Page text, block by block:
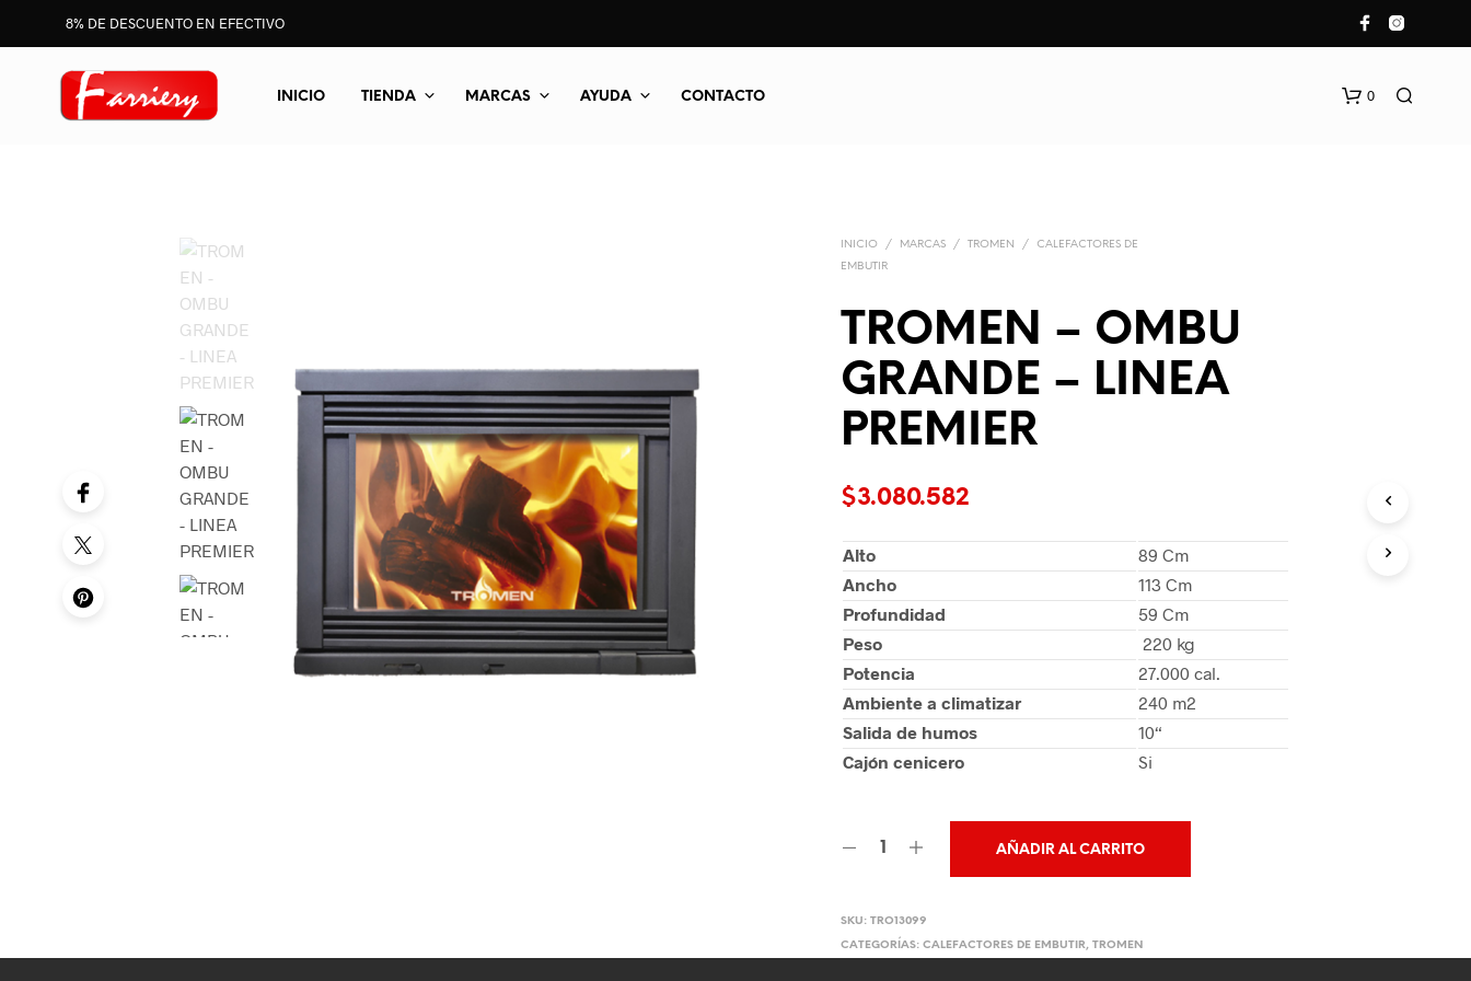
8% DE DESCUENTO EN EFECTIVO
INICIO TIENDA MARCAS AYUDA CONTACTO 0
INICIO / MARCAS / TROMEN /
CALEFACTORES DE
EMBUTIR
TROMEN – OMBU
GRANDE – LINEA
PREMIER
$3.080.582
Alto
89 Cm
Ancho
113 Cm
Profundidad
59 Cm
Peso
220 kg
Potencia
27.000 cal.
Ambiente a climatizar
240 m2
Salida de humos
10“
Cajón cenicero
Si
AÑADIR AL CARRITO
SKU:TRO13099
CATEGORÍAS:CALEFACTORES DE EMBUTIR,TROMEN